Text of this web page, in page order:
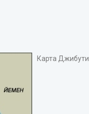
Карта Джибути